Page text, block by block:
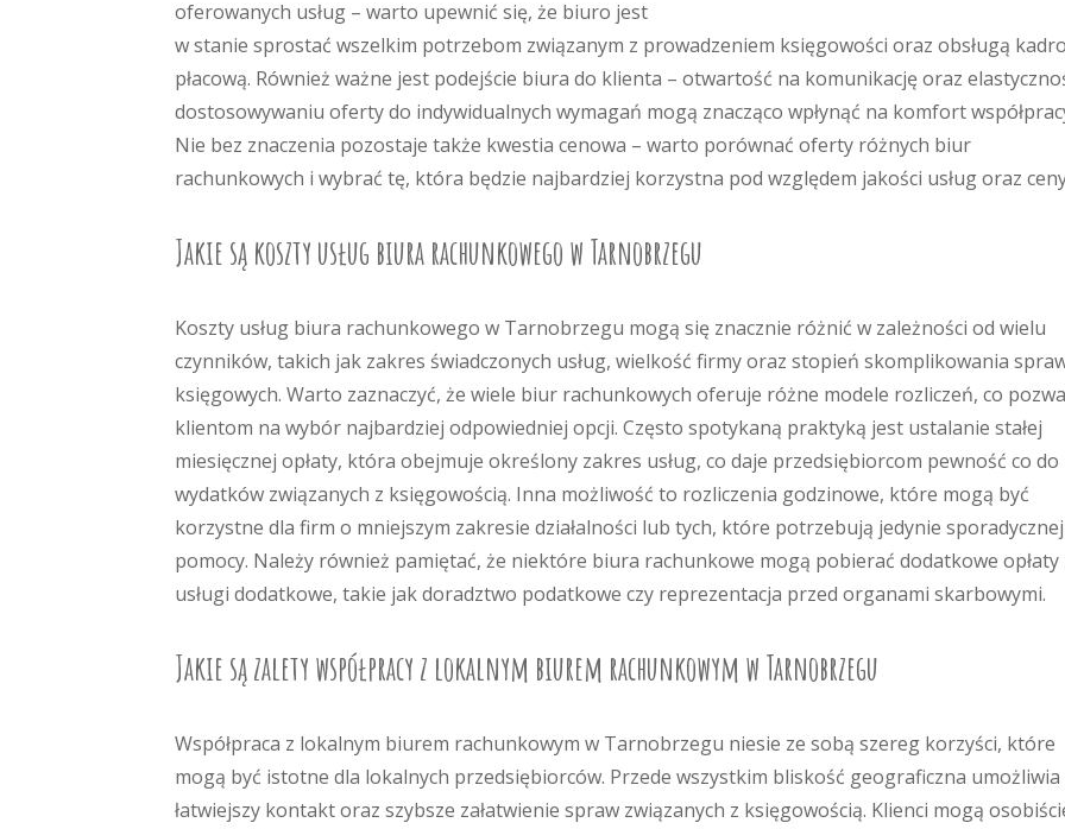
oferowanych usług – warto upewnić się, że biuro jest
w stanie sprostać wszelkim potrzebom związanym z prowadzeniem księgowości oraz obsługą
płacową. Również ważne jest podejście biura do klienta – otwartość na komunikację oraz
dostosowywaniu oferty do indywidualnych wymagań mogą znacząco wpłynąć na komfort
Nie bez znaczenia pozostaje także kwestia cenowa – warto porównać oferty różnych biur
rachunkowych i wybrać tę, która będzie najbardziej korzystna pod względem jakości usług oraz
Jakie są koszty usług biura rachunkowego w Tarnobrzegu
Koszty usług biura rachunkowego w Tarnobrzegu mogą się znacznie różnić w zależności od wielu
czynników, takich jak zakres świadczonych usług, wielkość firmy oraz stopień skomplikowania
księgowych. Warto zaznaczyć, że wiele biur rachunkowych oferuje różne modele rozliczeń, co
klientom na wybór najbardziej odpowiedniej opcji. Często spotykaną praktyką jest ustalanie stałej
miesięcznej opłaty, która obejmuje określony zakres usług, co daje przedsiębiorcom pewność co do
wydatków związanych z księgowością. Inna możliwość to rozliczenia godzinowe, które mogą być
korzystne dla firm o mniejszym zakresie działalności lub tych, które potrzebują jedynie sporadycznej
pomocy. Należy również pamiętać, że niektóre biura rachunkowe mogą pobierać dodatkowe opłaty
usługi dodatkowe, takie jak doradztwo podatkowe czy reprezentacja przed organami skarbowymi.
Jakie są zalety współpracy z lokalnym biurem rachunkowym w Tarnobrzegu
Współpraca z lokalnym biurem rachunkowym w Tarnobrzegu niesie ze sobą szereg korzyści, które
mogą być istotne dla lokalnych przedsiębiorców. Przede wszystkim bliskość geograficzna umożliwia
łatwiejszy kontakt oraz szybsze załatwienie spraw związanych z księgowością. Klienci mogą